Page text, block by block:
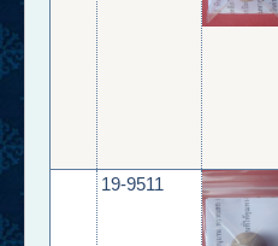
19-9511